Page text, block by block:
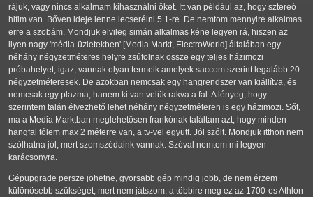
rájuk, vagy nincs alkalmam kihasználni őket. Itt van például az, hogy sztereó
hifim van. Bőven ideje lenne lecserélni 5.1-re. De nemtom mennyire alkalmas
erre a szobám. Mondjuk elvileg simán alkalmas kéne legyen rá, hiszen az
ilyen nagy 'média-üzletekben' [Media Markt, ElectroWorld] általában egy
néhány négyzetméteres helyre zsúfolnak össze egy teljes házimozi
próbahelyet, igaz, vannak olyan termeik amelyek saccom szerint legalább 20
négyzetméteresek. De azokban nemcsak egy hangrendszer van kiállítva, és
nemcsak egy plazma, hanem ki van velük rakva a fal. A lényeg, hogy
szerintem talán élvezhető lehet néhány négyzetméteren is egy házimozi. Sőt,
ma a Media Marktban meglehetősen frankónak találtam azt, hogy minden
hangfal tőlem max 2 méterre van, a tv-vel együtt. Jól szólt. Mondjuk itthon nem
szólhatna jól, mert szomszédaink vannak. Szóval nemtom mi legyen
karácsonyra.
Gépupgrade persze jöhetne, gyorsabb gép mindig jobb, de nem érzem
különösebb szükségét, mert nem játszom, a többire meg ez az 1700-es Athlon